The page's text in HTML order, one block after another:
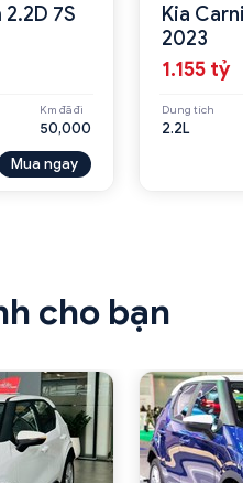
7S
Km đã đi
50,000
Mua ngay
Kia
2023
1.155 tỷ
Dung tích
2.2L
cho bạn